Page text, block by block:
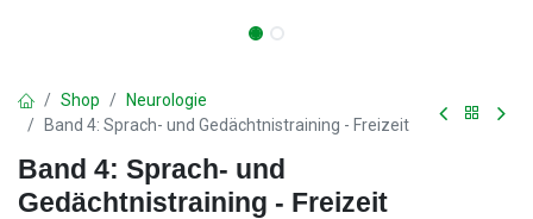
Shop
Neurologie
Band 4: Sprach- und Gedächtnistraining - Freizeit
Band 4: Sprach- und
Gedächtnistraining - Freizeit